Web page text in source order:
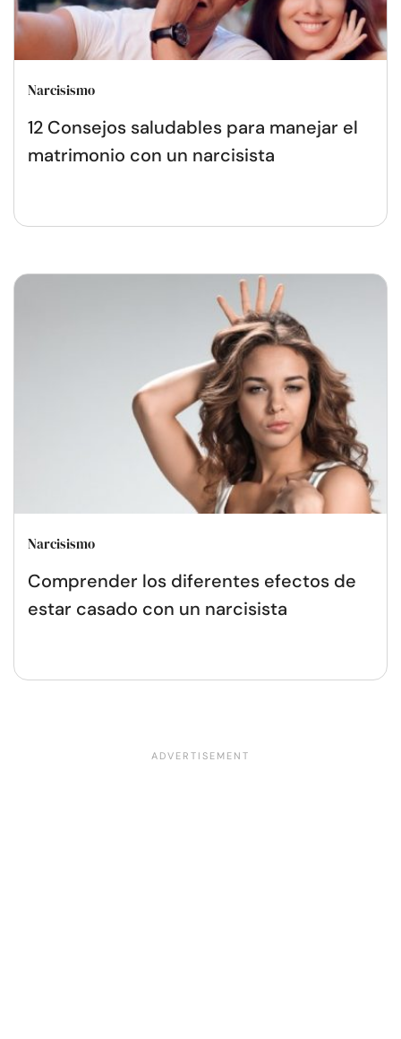
Narcisismo
12 Consejos saludables para manejar el
matrimonio con un narcisista
Narcisismo
Comprender los diferentes efectos de
estar casado con un narcisista